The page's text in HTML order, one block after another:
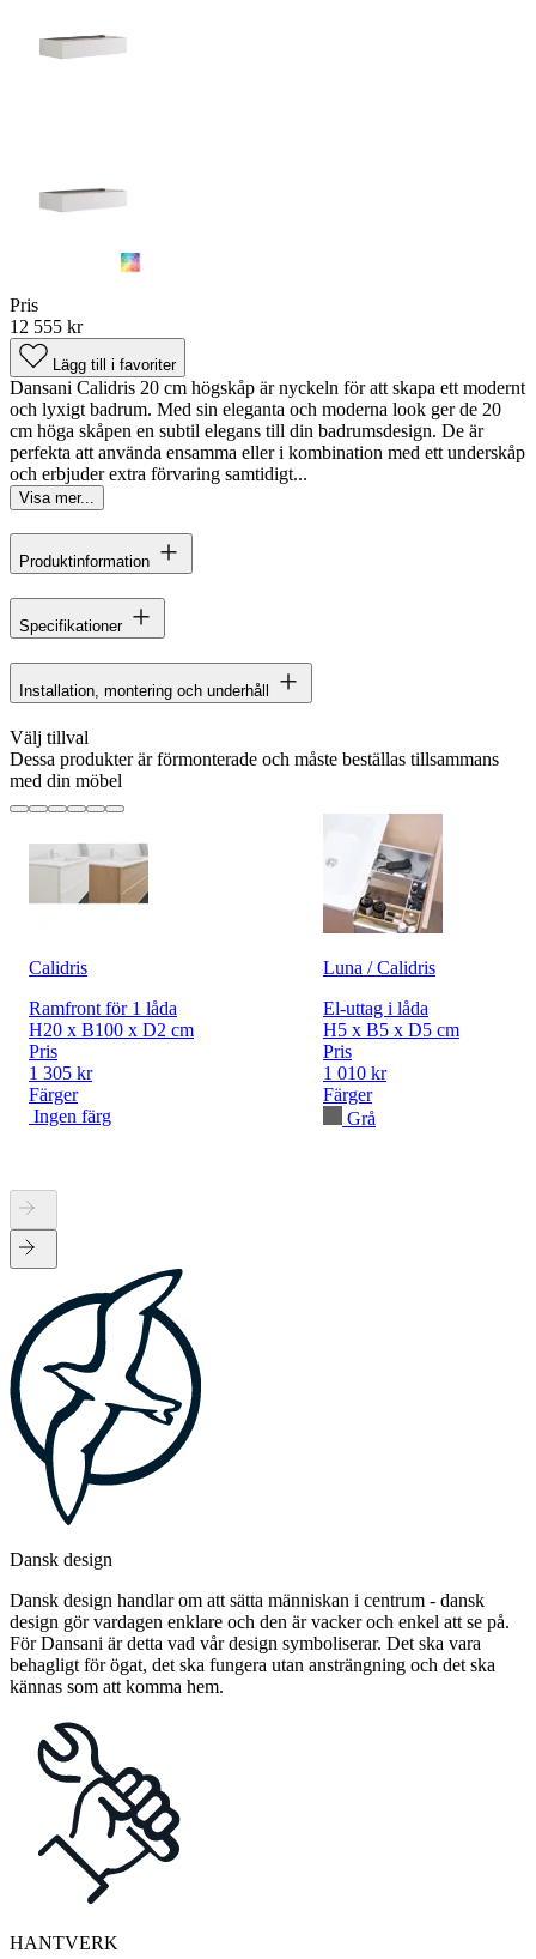
Pris
12 555 kr
Lägg till i favoriter
Dansani Calidris 20 cm högskåp är nyckeln för att skapa ett modernt
och lyxigt badrum. Med sin eleganta och moderna look ger de 20
cm höga skåpen en subtil elegans till din badrumsdesign. De är
perfekta att använda ensamma eller i kombination med ett underskåp
och erbjuder extra förvaring samtidigt...
Visa mer...
Produktinformation
Specifikationer
Installation, montering och underhåll
Välj tillval
Dessa produkter är förmonterade och måste beställas tillsammans
med din möbel
Calidris
Ramfront för 1 låda
H20 x B100 x D2 cm
Pris
1 305 kr
Färger
Ingen färg
Luna / Calidris
El-uttag i låda
H5 x B5 x D5 cm
Pris
1 010 kr
Färger
Grå
Dansk design
Dansk design handlar om att sätta människan i centrum - dansk
design gör vardagen enklare och den är vacker och enkel att se på.
För Dansani är detta vad vår design symboliserar. Det ska vara
behagligt för ögat, det ska fungera utan ansträngning och det ska
kännas som att komma hem.
HANTVERK